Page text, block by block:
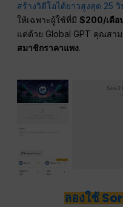
สร้างวิดีโอได้ยาวสูงสุด 25
ให้เฉพาะผู้ใช้ที่มี$200/เดือ
แต่ด้วย Global GPT คุณสา
สมาชิกราคาแพง.
ลองใช้